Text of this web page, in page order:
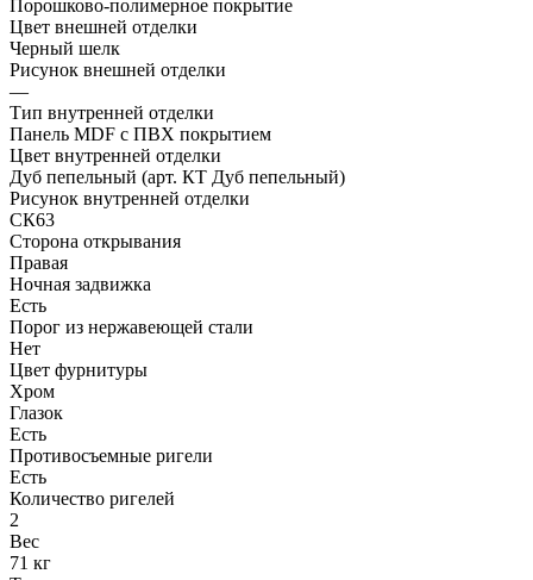
Порошково-полимерное покрытие
Цвет внешней отделки
Черный шелк
Рисунок внешней отделки
—
Тип внутренней отделки
Панель MDF с ПВХ покрытием
Цвет внутренней отделки
Дуб пепельный (арт. КТ Дуб пепельный)
Рисунок внутренней отделки
СК63
Сторона открывания
Правая
Ночная задвижка
Есть
Порог из нержавеющей стали
Нет
Цвет фурнитуры
Хром
Глазок
Есть
Противосъемные ригели
Есть
Количество ригелей
2
Вес
71 кг